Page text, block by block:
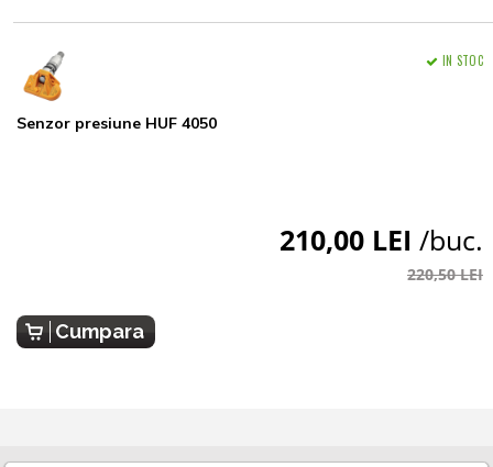
Senzor presiune HUF 4050
IN STOC
210,00 LEI /buc.
220,50 LEI
Cumpara